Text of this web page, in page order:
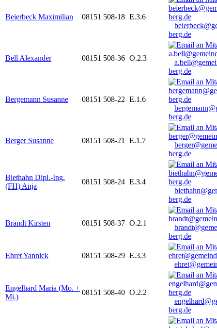
Beierbeck Maximilian 08151 508-18 E.3.6
berg.de
Bell Alexander 08151 508-36 O.2.3
berg.de
Bergemann Susanne 08151 508-22 E.1.6
berg.de
Berger Susanne 08151 508-21 E.1.7
berg.de
Biethahn Dipl.-Ing.
(FH) Anja
08151 508-24 E.3.4
berg.de
Brandt Kirsten 08151 508-37 O.2.1
berg.de
Ehret Yannick 08151 508-29 E.3.3
Engelhard Maria (Mo. +
Mi.)
08151 508-40 O.2.2
berg.de